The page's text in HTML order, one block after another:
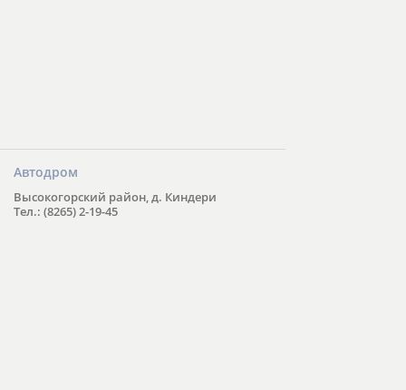
Автодром
Высокогорский район, д. Киндери
Тел.: (8265) 2-19-45